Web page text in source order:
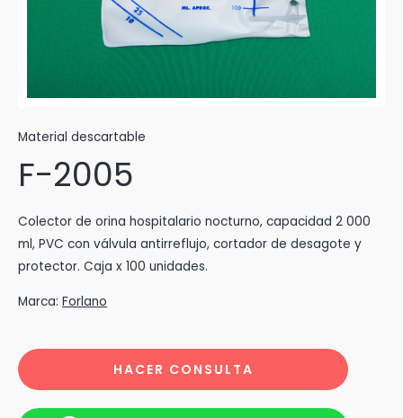
Material descartable
F-2005
Colector de orina hospitalario nocturno, capacidad 2 000
ml, PVC con válvula antirreflujo, cortador de desagote y
protector. Caja x 100 unidades.
Marca: Forlano
HACER CONSULTA